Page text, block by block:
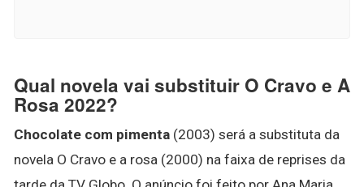
Qual novela vai substituir O Cravo e A
Rosa 2022?
Chocolate com pimenta (2003) será a substituta da
novela O Cravo e a rosa (2000) na faixa de reprises da